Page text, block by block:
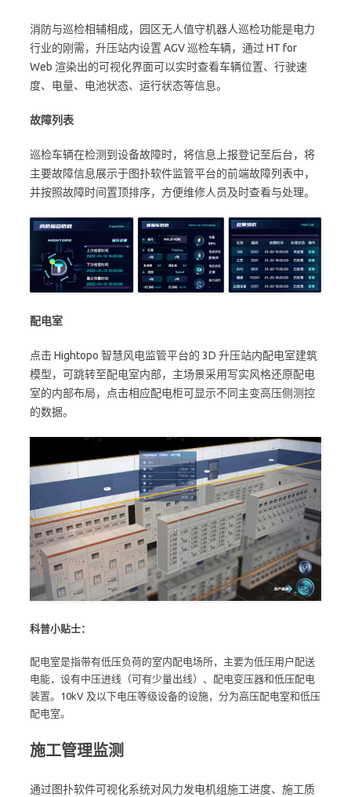
消防与巡检相辅相成，园区无人值守机器人巡检功能是电力
行业的刚需，升压站内设置 AGV 巡检车辆，通过 HT for
Web 渲染出的可视化界面可以实时查看车辆位置、行驶速
度、电量、电池状态、运行状态等信息。
故障列表
巡检车辆在检测到设备故障时，将信息上报登记至后台，将
主要故障信息展示于图扑软件监管平台的前端故障列表中，
并按照故障时间置顶排序，方便维修人员及时查看与处理。
配电室
点击 Hightopo 智慧风电监管平台的 3D 升压站内配电室建筑
模型，可跳转至配电室内部，主场景采用写实风格还原配电
室的内部布局，点击相应配电柜可显示不同主变高压侧测控
的数据。
科普小贴士：
配电室是指带有低压负荷的室内配电场所，主要为低压用户配送
电能，设有中压进线（可有少量出线）、配电变压器和低压配电
装置。10kV 及以下电压等级设备的设施，分为高压配电室和低压
配电室。
施工管理监测
通过图扑软件可视化系统对风力发电机组施工进度、施工质